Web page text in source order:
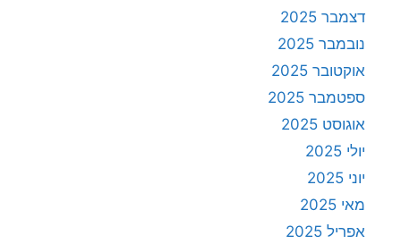
דצמבר 2025
נובמבר 2025
אוקטובר 2025
ספטמבר 2025
אוגוסט 2025
יולי 2025
יוני 2025
מאי 2025
אפריל 2025